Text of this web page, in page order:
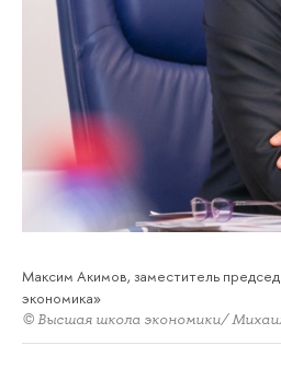
Максим Акимов, заместитель
экономика»
© Высшая школа экономики/